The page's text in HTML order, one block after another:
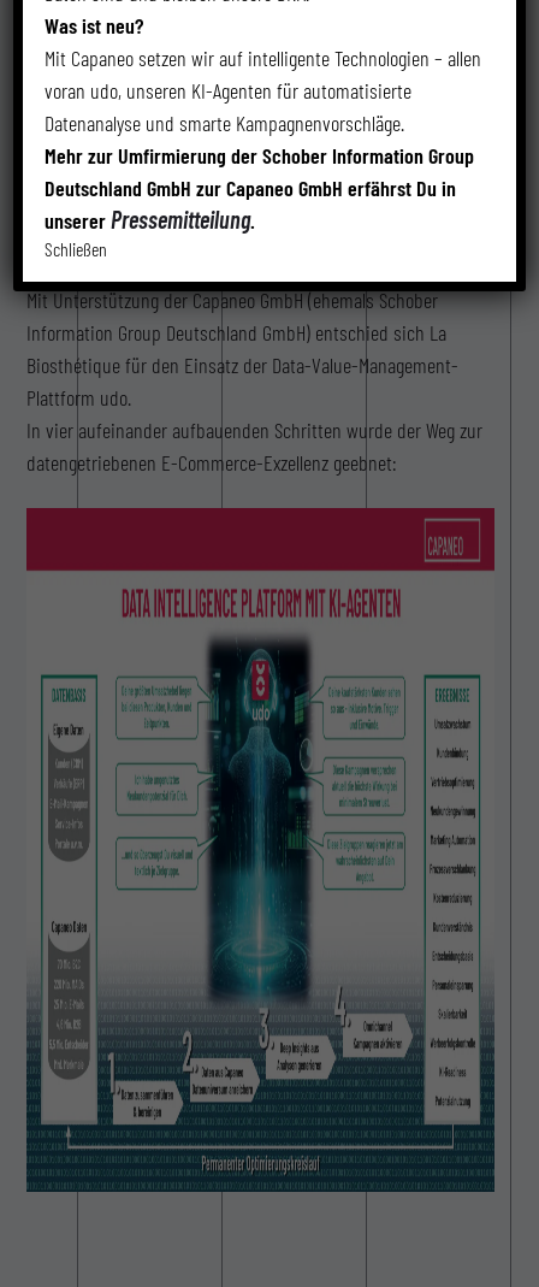
Das Ziel war klar: Mehr Umsatz im Online-Shop, gezielte
Neukundengewinnung und aktivierte Bestandskunden.
Die Lösung: Data Value Management mit udo
Mit Unterstützung der Capaneo GmbH (ehemals Schober
Information Group Deutschland GmbH) entschied sich La
Biosthétique für den Einsatz der Data-Value-Management-
Plattform udo.
In vier aufeinander aufbauenden Schritten wurde der Weg zur
datengetriebenen E-Commerce-Exzellenz geebnet:
Was ist neu?
Mit Capaneo setzen wir auf intelligente Technologien – allen
voran udo, unseren KI-Agenten für automatisierte
Datenanalyse und smarte Kampagnenvorschläge.
Mehr zur Umfirmierung der Schober Information Group
Deutschland GmbH zur Capaneo GmbH erfährst Du in
unsererPressemitteilung.
Schließen